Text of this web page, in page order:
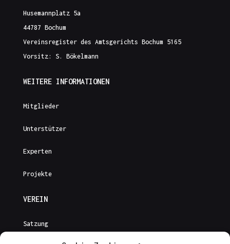
Husemannplatz 5a
44787 Bochum
Vereinsregister des Amtsgerichts Bochum 5165
Vorsitz: S. Bökelmann
WEITERE INFORMATIONEN
Mitglieder
Unterstützer
Experten
Projekte
VEREIN
Satzung